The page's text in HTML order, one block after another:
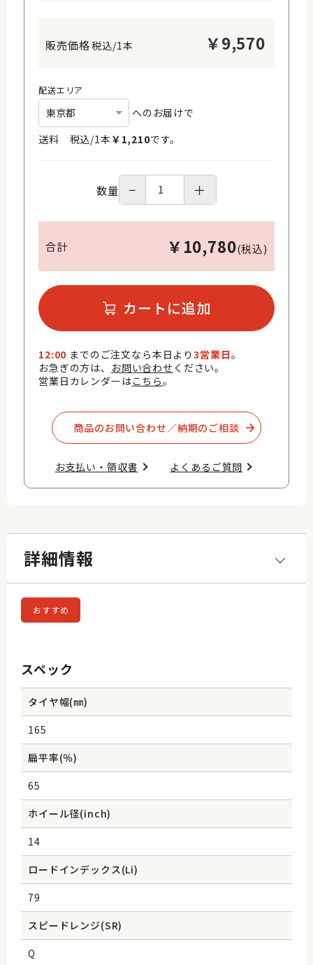
税込/1本 ￥9,570
配送エリア
へのお届けで
送料 税込/1本 ￥ 1,210です。
数量 − ＋
合計 ￥ 10,780(税込)
カートに追加
12:00 までのご注文なら本日より3営業日。
お急ぎの方は、 お問い合わせ ください。
営業日カレンダーはこちら。
商品のお問い合わせ／納期のご相談​
お支払い・領収書​ よくあるご質問​
詳細情報
おすすめ
スペック
タイヤ幅(㎜)
165
扁平率(％)
65
ホイール径(inch)
14
ロードインデックス(Li)
79
スピードレンジ(SR)
Q